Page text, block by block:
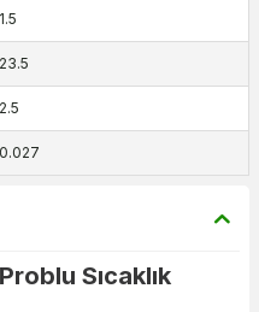
1.5
23.5
2.5
0.027
Sıcaklık